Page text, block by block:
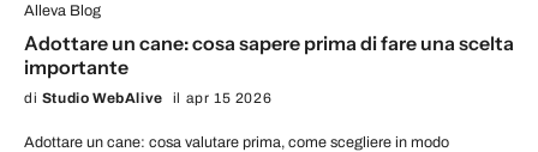
Alleva Blog
Adottare un cane: cosa sapere prima di fare una scelta
importante
di Studio WebAlive il apr 15 2026
Adottare un cane: cosa valutare prima, come scegliere in modo